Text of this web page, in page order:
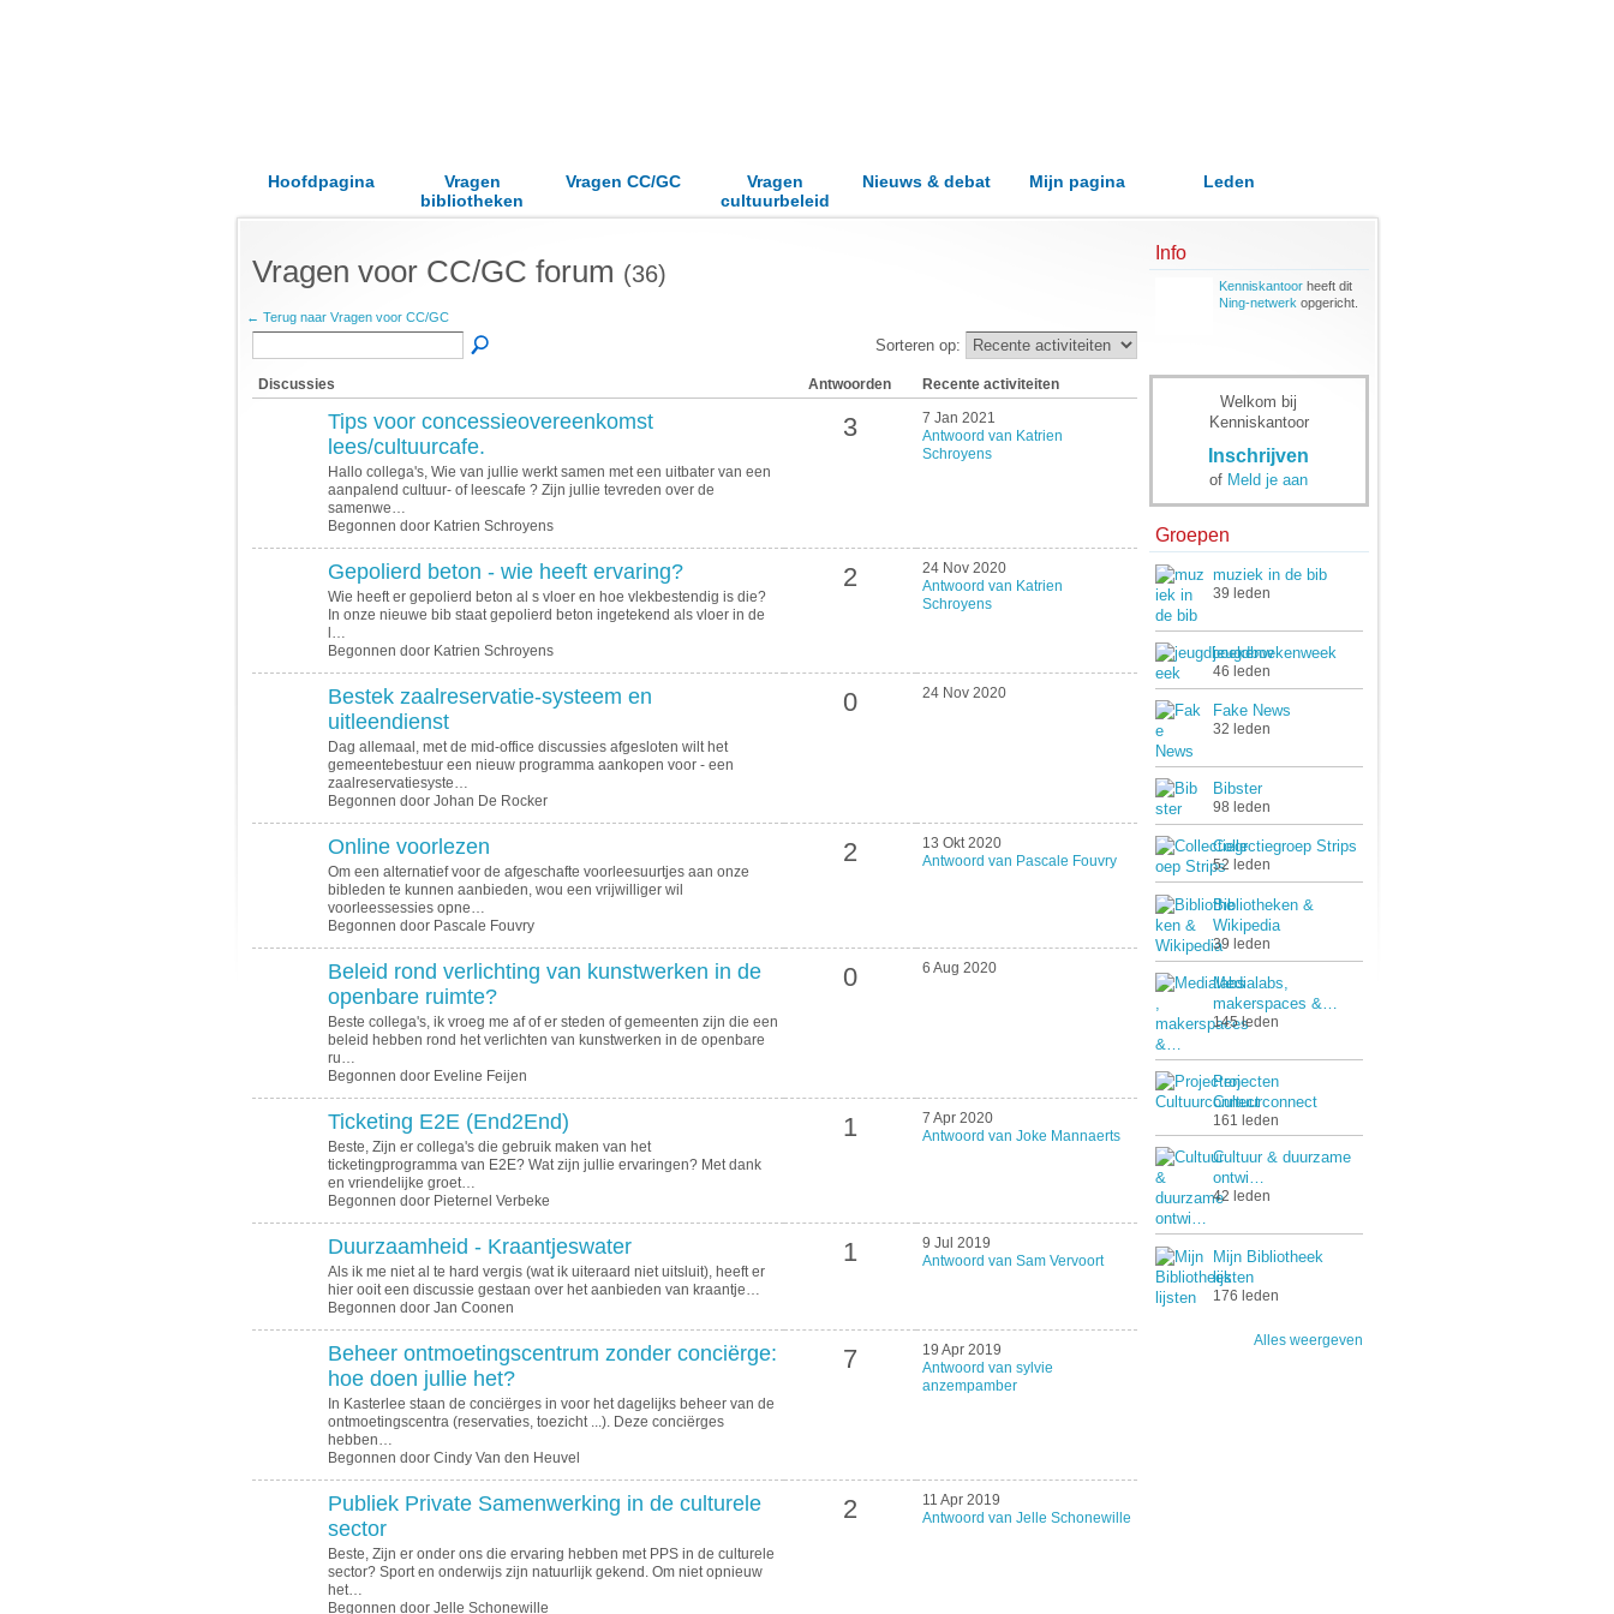
Hoofdpagina
Vragen
bibliotheken
Vragen CC/GC
Vragen
cultuurbeleid
Nieuws & debat Mijn pagina Leden
Vragen voor CC/GC forum (36)
← Terug naar Vragen voor CC/GC
Sorteren op:
Discussies Antwoorden Recente activiteiten
Tips voor concessieovereenkomst
lees/cultuurcafe.
Hallo collega's, Wie van jullie werkt samen met een uitbater van een
aanpalend cultuur- of leescafe ? Zijn jullie tevreden over de
samenwe…
Begonnen door Katrien Schroyens
3
7 Jan 2021
Antwoord van Katrien
Schroyens
Gepolierd beton - wie heeft ervaring?
Wie heeft er gepolierd beton al s vloer en hoe vlekbestendig is die?
In onze nieuwe bib staat gepolierd beton ingetekend als vloer in de
l…
Begonnen door Katrien Schroyens
2
24 Nov 2020
Antwoord van Katrien
Schroyens
Bestek zaalreservatie-systeem en
uitleendienst
Dag allemaal, met de mid-office discussies afgesloten wilt het
gemeentebestuur een nieuw programma aankopen voor - een
zaalreservatiesyste…
Begonnen door Johan De Rocker
0 24 Nov 2020
Online voorlezen
Om een alternatief voor de afgeschafte voorleesuurtjes aan onze
bibleden te kunnen aanbieden, wou een vrijwilliger wil
voorleessessies opne…
Begonnen door Pascale Fouvry
2
13 Okt 2020
Antwoord van Pascale Fouvry
Beleid rond verlichting van kunstwerken in de
openbare ruimte?
Beste collega's, ik vroeg me af of er steden of gemeenten zijn die een
beleid hebben rond het verlichten van kunstwerken in de openbare
ru…
Begonnen door Eveline Feijen
0 6 Aug 2020
Ticketing E2E (End2End)
Beste, Zijn er collega's die gebruik maken van het
ticketingprogramma van E2E? Wat zijn jullie ervaringen? Met dank
en vriendelijke groet…
Begonnen door Pieternel Verbeke
1
7 Apr 2020
Antwoord van Joke Mannaerts
Duurzaamheid - Kraantjeswater
Als ik me niet al te hard vergis (wat ik uiteraard niet uitsluit), heeft er
hier ooit een discussie gestaan over het aanbieden van kraantje…
Begonnen door Jan Coonen
1
9 Jul 2019
Antwoord van Sam Vervoort
Beheer ontmoetingscentrum zonder conciërge:
hoe doen jullie het?
In Kasterlee staan de conciërges in voor het dagelijks beheer van de
ontmoetingscentra (reservaties, toezicht ...). Deze conciërges
hebben…
Begonnen door Cindy Van den Heuvel
7
19 Apr 2019
Antwoord van sylvie
anzempamber
Publiek Private Samenwerking in de culturele
sector
Beste, Zijn er onder ons die ervaring hebben met PPS in de culturele
sector? Sport en onderwijs zijn natuurlijk gekend. Om niet opnieuw
het…
Begonnen door Jelle Schonewille
2
11 Apr 2019
Antwoord van Jelle Schonewille
Info
Kenniskantoorheeft dit
Ning-netwerk opgericht.
Welkom bij
Kenniskantoor
Inschrijven
of Meld je aan
Groepen
muziek in de bib
39 leden
jeugdboekenweek
46 leden
Fake News
32 leden
Bibster
98 leden
Collectiegroep Strips
52 leden
Bibliotheken &
Wikipedia
39 leden
Medialabs,
makerspaces &…
145 leden
Projecten
Cultuurconnect
161 leden
Cultuur & duurzame
ontwi…
42 leden
Mijn Bibliotheek
lijsten
176 leden
Alles weergeven